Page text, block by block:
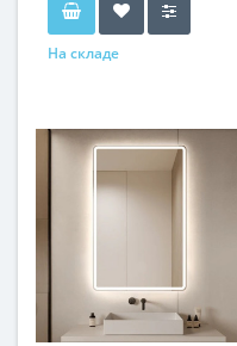
На складе